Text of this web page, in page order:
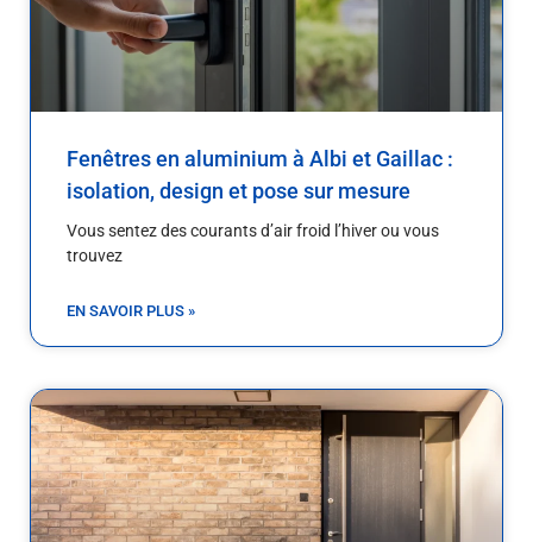
Fenêtres en aluminium à Albi et Gaillac :
isolation, design et pose sur mesure
Vous sentez des courants d’air froid l’hiver ou vous
trouvez
EN SAVOIR PLUS »